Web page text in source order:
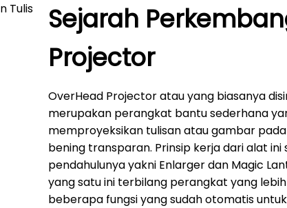
Sejarah
Projector
OverHead Projector atau yang biasanya
merupakan perangkat bantu sederhana
memproyeksikan tulisan atau gambar
bening transparan. Prinsip kerja dari alat ini
pendahulunya yakni Enlarger dan Magic
yang satu ini terbilang perangkat yang
beberapa fungsi yang sudah otomatis